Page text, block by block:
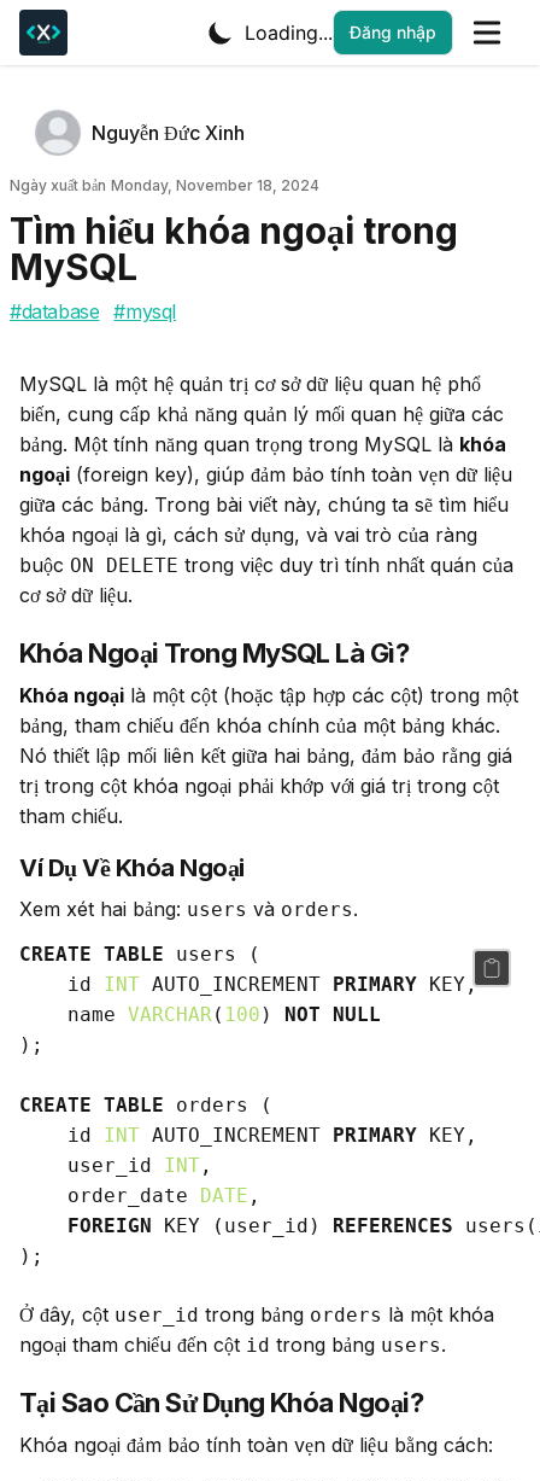
Loading... Đăng nhập
Tác giả
Name
Nguyễn Đức Xinh
Ngày xuất bản
Ngày xuất bản Monday, November 18, 2024
Tìm hiểu khóa ngoại trong
MySQL
#database #mysql
MySQL là một hệ quản trị cơ sở dữ liệu quan hệ phổ
biến, cung cấp khả năng quản lý mối quan hệ giữa các
bảng. Một tính năng quan trọng trong MySQL là khóa
ngoại (foreign key), giúp đảm bảo tính toàn vẹn dữ liệu
giữa các bảng. Trong bài viết này, chúng ta sẽ tìm hiểu
khóa ngoại là gì, cách sử dụng, và vai trò của ràng
buộc ON DELETE trong việc duy trì tính nhất quán của
cơ sở dữ liệu.
Khóa Ngoại Trong MySQL Là Gì?
Khóa ngoại là một cột (hoặc tập hợp các cột) trong một
bảng, tham chiếu đến khóa chính của một bảng khác.
Nó thiết lập mối liên kết giữa hai bảng, đảm bảo rằng giá
trị trong cột khóa ngoại phải khớp với giá trị trong cột
tham chiếu.
Ví Dụ Về Khóa Ngoại
Xem xét hai bảng: users và orders.
CREATE TABLE users (
    id
INT AUTO_INCREMENT PRIMARY KEY,
    name
VARCHAR( 100 ) NOT
NULL
);
CREATE TABLE orders (
    id
INT AUTO_INCREMENT PRIMARY KEY,
    user_id
INT ,
    order_date
DATE ,
FOREIGN KEY (user_id) REFERENCES
Ở đây, cột user_id trong bảng orders là một khóa
ngoại tham chiếu đến cột id trong bảng users.
Tại Sao Cần Sử Dụng Khóa Ngoại?
Khóa ngoại đảm bảo tính toàn vẹn dữ liệu bằng cách: